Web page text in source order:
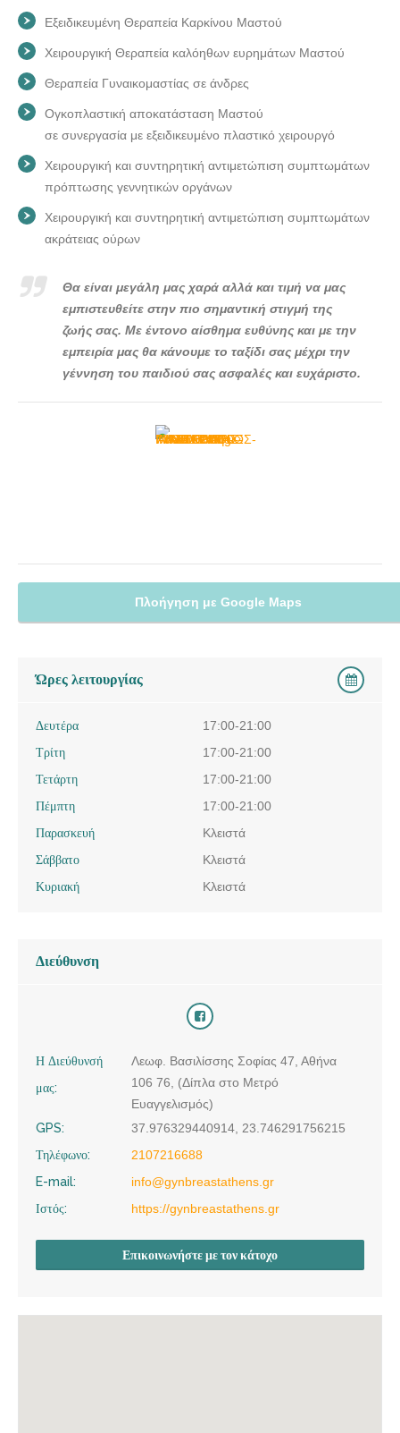
Εξειδικευμένη Θεραπεία Καρκίνου Μαστού
Χειρουργική Θεραπεία καλόηθων ευρημάτων Μαστού
Θεραπεία Γυναικομαστίας σε άνδρες
Ογκοπλαστική αποκατάσταση Μαστού
σε συνεργασία με εξειδικευμένο πλαστικό χειρουργό
Χειρουργική και συντηρητική αντιμετώπιση συμπτωμάτων
πρόπτωσης γεννητικών οργάνων
Χειρουργική και συντηρητική αντιμετώπιση συμπτωμάτων
ακράτειας ούρων
Θα είναι μεγάλη μας χαρά αλλά και τιμή να μας
εμπιστευθείτε στην πιο σημαντική στιγμή της
ζωής σας. Με έντονο αίσθημα ευθύνης και με την
εμπειρία μας θα κάνουμε το ταξίδι σας μέχρι την
γέννηση του παιδιού σας ασφαλές και ευχάριστο.
Πλοήγηση με Google Maps
Ώρες λειτουργίας
Δευτέρα
17:00-21:00
Τρίτη
17:00-21:00
Τετάρτη
17:00-21:00
Πέμπτη
17:00-21:00
Παρασκευή
Κλειστά
Σάββατο
Κλειστά
Κυριακή
Κλειστά
Διεύθυνση
Η Διεύθυνσή
μας:
Λεωφ. Βασιλίσσης Σοφίας 47, Αθήνα
106 76, (Δίπλα στο Μετρό
Ευαγγελισμός)
GPS:
37.976329440914, 23.746291756215
Τηλέφωνο:
2107216688
E-mail:
info@gynbreastathens.gr
Ιστός:
https://gynbreastathens.gr
Επικοινωνήστε με τον κάτοχο